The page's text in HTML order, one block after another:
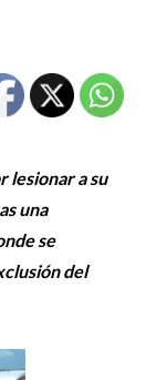
lesionar a su
una
se
del